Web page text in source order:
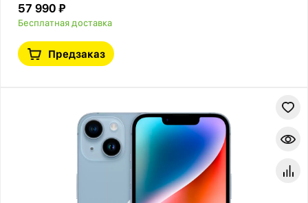
57 990 ₽
Бесплатная доставка
Предзаказ